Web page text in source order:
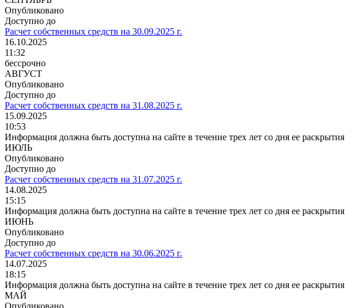
Опубликовано
Доступно до
Расчет собственных средств на 30.09.2025 г.
16.10.2025
11:32
бессрочно
АВГУСТ
Опубликовано
Доступно до
Расчет собственных средств на 31.08.2025 г.
15.09.2025
10:53
Информация должна быть доступна на сайте в течение трех лет со дня ее раскрытия
ИЮЛЬ
Опубликовано
Доступно до
Расчет собственных средств на 31.07.2025 г.
14.08.2025
15:15
Информация должна быть доступна на сайте в течение трех лет со дня ее раскрытия
ИЮНЬ
Опубликовано
Доступно до
Расчет собственных средств на 30.06.2025 г.
14.07.2025
18:15
Информация должна быть доступна на сайте в течение трех лет со дня ее раскрытия
МАЙ
Опубликовано